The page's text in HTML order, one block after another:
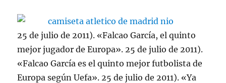
25 de julio de 2011). «Falcao García, el quinto
mejor jugador de Europa». 25 de julio de 2011).
«Falcao García es el quinto mejor futbolista de
Europa según Uefa». 25 de julio de 2011). «Ya